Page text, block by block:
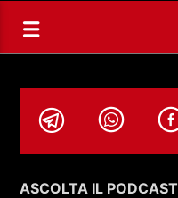
ASCOLTA IL PODCAST